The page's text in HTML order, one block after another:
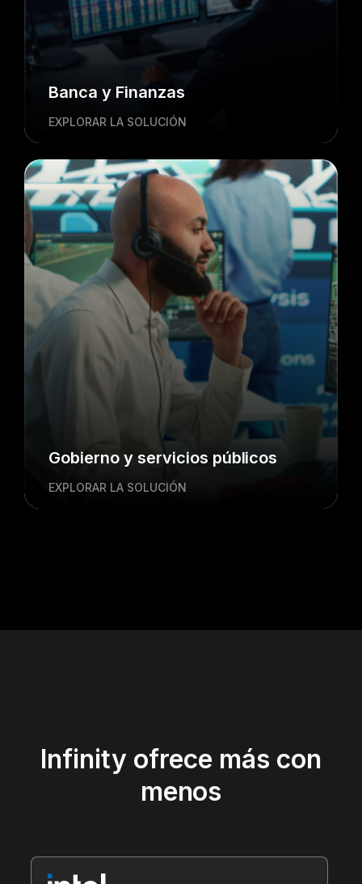
Banca y Finanzas
EXPLORAR LA SOLUCIÓN
Gobierno y servicios públicos
EXPLORAR LA SOLUCIÓN
Infinity ofrece más con
menos